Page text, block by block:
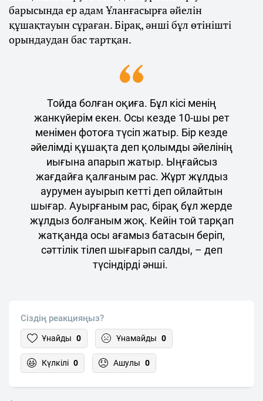
барысында ер адам Ұланғасырға әйелін
құшақтауын сұраған. Бірақ, әнші бұл өтінішті
орындаудан бас тартқан.
Тойда болған оқиға. Бұл кісі менің
жанкүйерім екен. Осы кезде 10-шы рет
менімен фотоға түсіп жатыр. Бір кезде
әйелімді құшақта деп қолымды әйелінің
иығына апарып жатыр. Ыңғайсыз
жағдайға қалғаным рас. Жұрт жұлдыз
аурумен ауырып кетті деп ойлайтын
шығар. Ауырғаным рас, бірақ бұл жерде
жұлдыз болғаным жоқ. Кейін той тарқап
жатқанда осы ағамыз батасын беріп,
сәттілік тілеп шығарып салды, – деп
түсіндірді әнші.
Сіздің реакцияңыз?
Ұнайды 0 Ұнамайды 0
Күлкілі 0 Ашулы 0